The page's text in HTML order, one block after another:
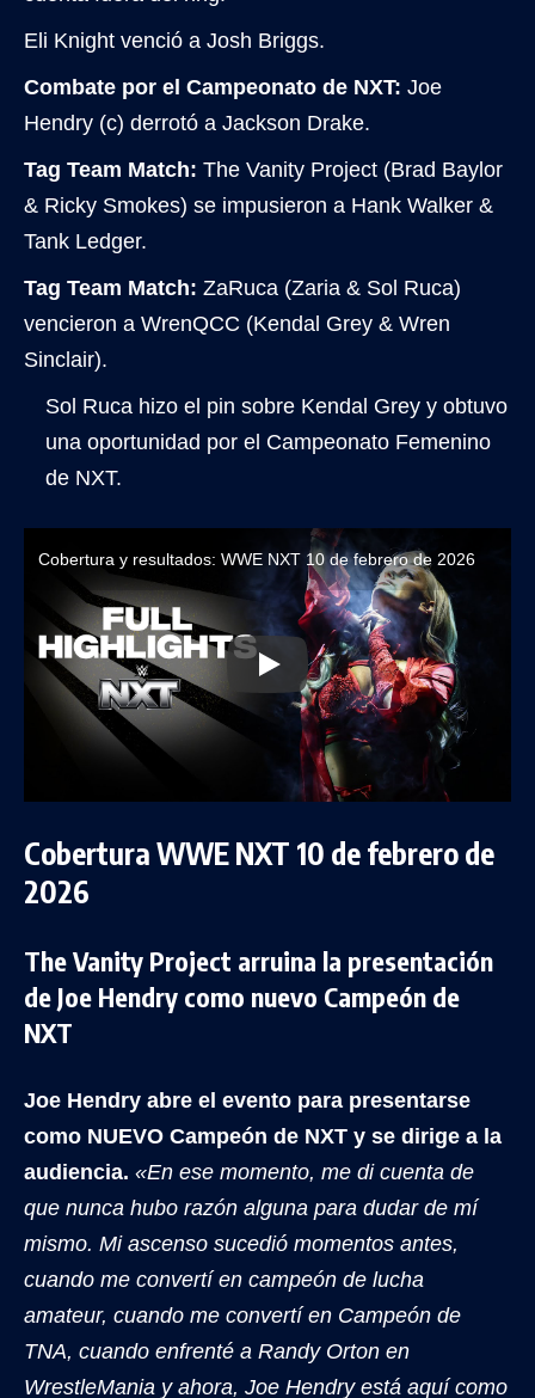
Eli Knight venció a Josh Briggs.
Combate por el Campeonato de NXT: Joe
Hendry (c) derrotó a Jackson Drake.
Tag Team Match: The Vanity Project (Brad Baylor
& Ricky Smokes) se impusieron a Hank Walker &
Tank Ledger.
Tag Team Match: ZaRuca (Zaria & Sol Ruca)
vencieron a WrenQCC (Kendal Grey & Wren
Sinclair).
Sol Ruca hizo el pin sobre Kendal Grey y obtuvo
una oportunidad por el Campeonato Femenino
de NXT.
Cobertura y resultados: WWE NXT 10 de febrero de 2026
Cobertura WWE NXT 10 de febrero de
2026
The Vanity Project arruina la presentación
de Joe Hendry como nuevo Campeón de
NXT
Joe Hendry abre el evento para presentarse
como NUEVO Campeón de NXT y se dirige a la
audiencia. «En ese momento, me di cuenta de
que nunca hubo razón alguna para dudar de mí
mismo. Mi ascenso sucedió momentos antes,
cuando me convertí en campeón de lucha
amateur, cuando me convertí en Campeón de
TNA, cuando enfrenté a Randy Orton en
WrestleMania y ahora, Joe Hendry está aquí como